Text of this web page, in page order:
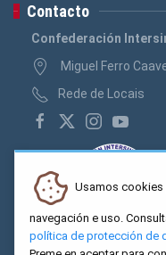
Contacto
Confederación
Miguel Ferro
Rede de Locais
Usamos cookies
navegación e uso.
política de protección de